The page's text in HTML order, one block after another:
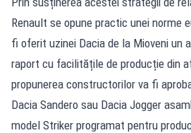
Renault se opune practic unei norme
fi oferit uzinei Dacia de la Mioveni un
raport cu facilitățile de producție din
propunerea constructorilor va fi
Dacia Sandero sau Dacia Jogger
model Striker programat pentru